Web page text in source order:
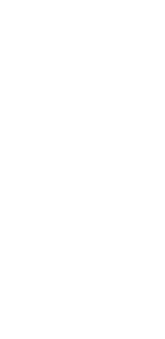
業公開一部中
一部中止のお知